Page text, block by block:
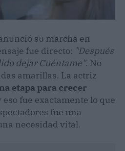
su marcha en
fue directo: "Después
dejar Cuéntame". No
amarillas. La actriz
etapa para crecer
eso fue exactamente lo que
fue una
necesidad vital.